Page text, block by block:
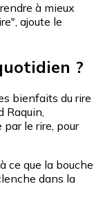
à mieux
ajoute le
?
bienfaits du rire
Raquin,
le rire, pour
ce que la bouche
dans la